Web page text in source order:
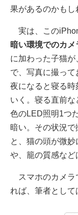
果があるのかもし
実は、この
暗い環境でのカ
に加わった子猫
で、写真に撮って
夜になると寝る時
いく。寝る直前
色のLED照明1つ
暗い。その状況
と、猫の頭が微
や、籠の質感など
スマホのカメラ
れば、筆者として